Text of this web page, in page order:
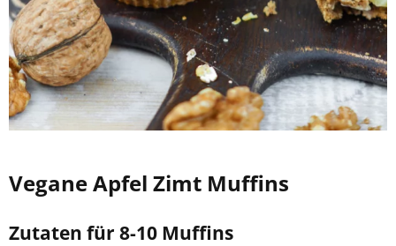
Vegane Apfel Zimt Muffins
Zutaten für 8-10 Muffins